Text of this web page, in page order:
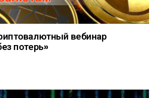
вебинар
потерь»